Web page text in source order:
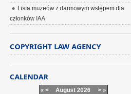
Lista muzeów z darmowym wstępem dla
członków IAA
COPYRIGHT LAW AGENCY
CALENDAR
« < August 2026 > »